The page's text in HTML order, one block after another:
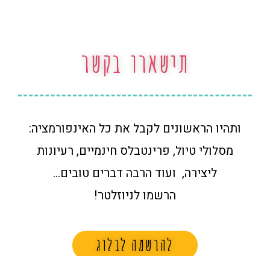
תישארו בקשר
ותהיו הראשונים לקבל את כל האינפורמציה:
מסלולי טיול, פרינטבלס חינמיים, רעיונות
ליצירה, ועוד הרבה דברים טובים…
הרשמו לניוזלטר!
להרשמה לבלוג